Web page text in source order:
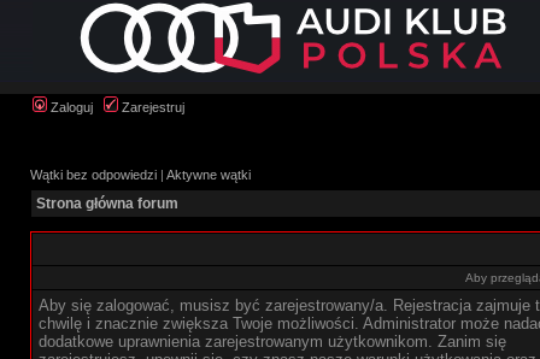
Zaloguj Zarejestruj
Wątki bez odpowiedzi | Aktywne wątki
Strona główna forum
Aby
Aby się zalogować, musisz być zarejestrowany/a. Rejestracja zajmuje
chwilę i znacznie zwiększa Twoje możliwości. Administrator może
dodatkowe uprawnienia zarejestrowanym użytkownikom. Zanim się